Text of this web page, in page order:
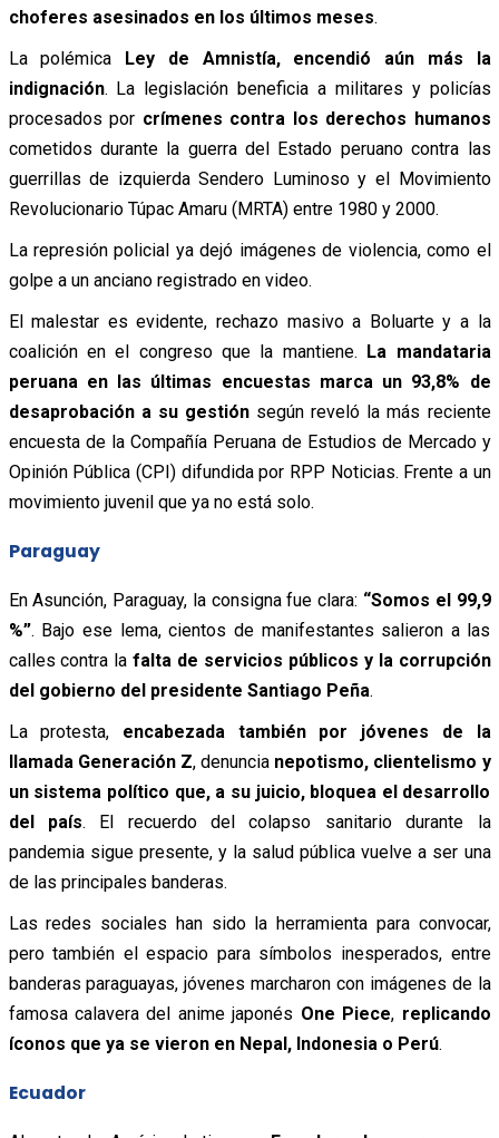
choferes asesinados en los últimos meses.
La polémica Ley de Amnistía, encendió aún más la
indignación. La legislación beneficia a militares y policías
procesados por crímenes contra los derechos humanos
cometidos durante la guerra del Estado peruano contra las
guerrillas de izquierda Sendero Luminoso y el Movimiento
Revolucionario Túpac Amaru (MRTA) entre 1980 y 2000.
La represión policial ya dejó imágenes de violencia, como el
golpe a un anciano registrado en video.
El malestar es evidente, rechazo masivo a Boluarte y a la
coalición en el congreso que la mantiene.
La mandataria
peruana en las últimas encuestas marca un 93,8% de
desaprobación a su gestiónsegún reveló la más reciente
encuesta de la Compañía Peruana de Estudios de Mercado y
Opinión Pública (CPI) difundida por RPP Noticias. Frente a un
movimiento juvenil que ya no está solo.
Paraguay
En Asunción, Paraguay, la consigna fue clara: “Somos el 99,9
%”. Bajo ese lema, cientos de manifestantes salieron a las
calles contra lafalta de servicios públicos y la corrupción
del gobierno del presidente Santiago Peña.
La protesta, encabezada también por jóvenes de la
llamada Generación Z, denuncia nepotismo, clientelismo y
un sistema político que, a su juicio, bloquea el desarrollo
del país. El recuerdo del colapso sanitario durante la
pandemia sigue presente, y la salud pública vuelve a ser una
de las principales banderas.
Las redes sociales han sido la herramienta para convocar,
pero también el espacio para símbolos inesperados, entre
banderas paraguayas, jóvenes marcharon con imágenes de la
famosa calavera del anime japonés One Piece, replicando
íconos que ya se vieron en Nepal, Indonesia o Perú.
Ecuador